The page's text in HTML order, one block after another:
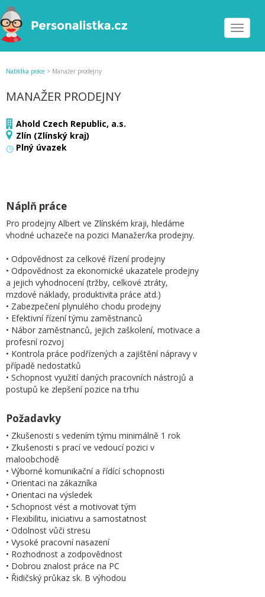
Toggle
Nabídka práce > Manažer prodejny
MANAŽER PRODEJNY
Ahold Czech Republic, a.s.
Zlín (Zlínský kraj)
Plný úvazek
Náplň práce
Pro prodejny Albert ve Zlínském kraji, hledáme
vhodné uchazeče na pozici Manažer/ka prodejny.
• Odpovědnost za celkové řízení prodejny
• Odpovědnost za ekonomické ukazatele prodejny
a jejich vyhodnocení (tržby, celkové ztráty,
mzdové náklady, produktivita práce atd.)
• Zabezpečení plynulého chodu prodejny
• Efektivní řízení týmu zaměstnanců
• Nábor zaměstnanců, jejich zaškolení, motivace a
profesní rozvoj
• Kontrola práce podřízených a zajištění nápravy v
případě nedostatků
• Schopnost využití daných pracovních nástrojů a
postupů ke zlepšení pozice na trhu
Požadavky
• Zkušenosti s vedením týmu minimálně 1 rok
• Zkušenosti s prací ve vedoucí pozici v
maloobchodě
• Výborné komunikační a řídící schopnosti
• Orientaci na zákazníka
• Orientaci na výsledek
• Schopnost vést a motivovat tým
• Flexibilitu, iniciativu a samostatnost
• Odolnost vůči stresu
• Vysoké pracovní nasazení
• Rozhodnost a zodpovědnost
• Dobrou znalost práce na PC
• Řidičský průkaz sk. B výhodou